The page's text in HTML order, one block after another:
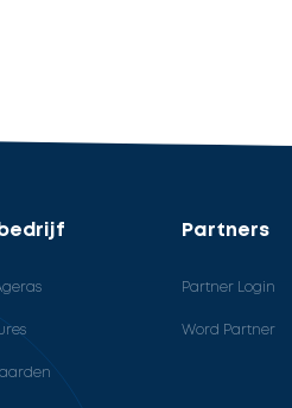
Partners
Partner Login
Word Partner